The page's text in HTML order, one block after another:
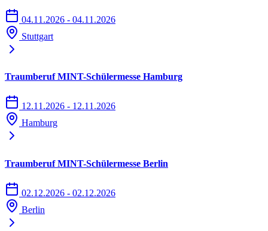
04.11.2026 - 04.11.2026
Stuttgart
Traumberuf MINT-Schülermesse Hamburg
12.11.2026 - 12.11.2026
Hamburg
Traumberuf MINT-Schülermesse Berlin
02.12.2026 - 02.12.2026
Berlin